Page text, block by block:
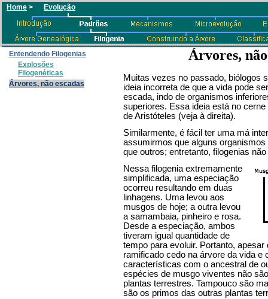
Home > Evolução
Entendendo Filogenias
Explosões
Filogenéticas
Árvores, não escadas
Árvores, não
Muitas vezes no passado, biólogos
ideia incorreta de que a vida pode
escada, indo de organismos
superiores. Essa ideia está no
de Aristóteles (veja à direita).
Similarmente, é fácil ter uma má
assumirmos que alguns organismos
que outros; entretanto, filogenias
Nessa filogenia extremamente
simplificada, uma especiação
ocorreu resultando em duas
linhagens. Uma levou aos
musgos de hoje; a outra levou
a samambaia, pinheiro e rosa.
Desde a especiação, ambos
tiveram igual quantidade de
tempo para evoluir. Portanto,
ramificado cedo na árvore da vida e
características com o ancestral de
espécies de musgo viventes não
plantas terrestres. Tampouco são
são os primos das outras plantas